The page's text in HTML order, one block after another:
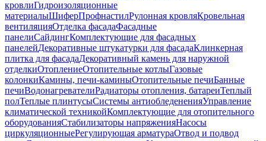
кровлиГидроизоляционные
материалыШиферПрофнастилРулонная кровляКровельная
вентиляцияОтделка фасадаФасадные
панелиСайдингКомплектующие для фасадных
панелейДекоративные штукатурки для фасадаКлинкерная
плитка для фасадаДекоративный камень для наружной
отделкиОтоплениеОтопительные котлыГазовые
колонкиКамины, печи-каминыОтопительные печиБанные
печиВодонагревателиРадиаторы отопления, батареиТеплый
полТеплые плинтусыСистемы антиобледененияУправление
климатической техникойКомплектующие для отопительного
оборудованияСтабилизаторы напряженияНасосы
циркуляционныеРегулирующая арматураОтвод и подвод